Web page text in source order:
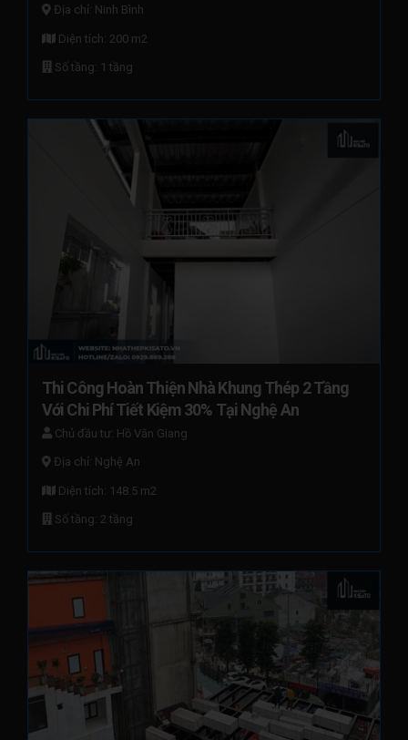
Địa chỉ: Ninh Bình
Diện tích: 200 m2
Số tầng: 1 tầng
Thi Công Hoàn Thiện Nhà Khung Thép 2 Tầng
Với Chi Phí Tiết Kiệm 30% Tại Nghệ An
Chủ đầu tư: Hồ Văn Giang
Địa chỉ: Nghệ An
Diện tích: 148.5 m2
Số tầng: 2 tầng